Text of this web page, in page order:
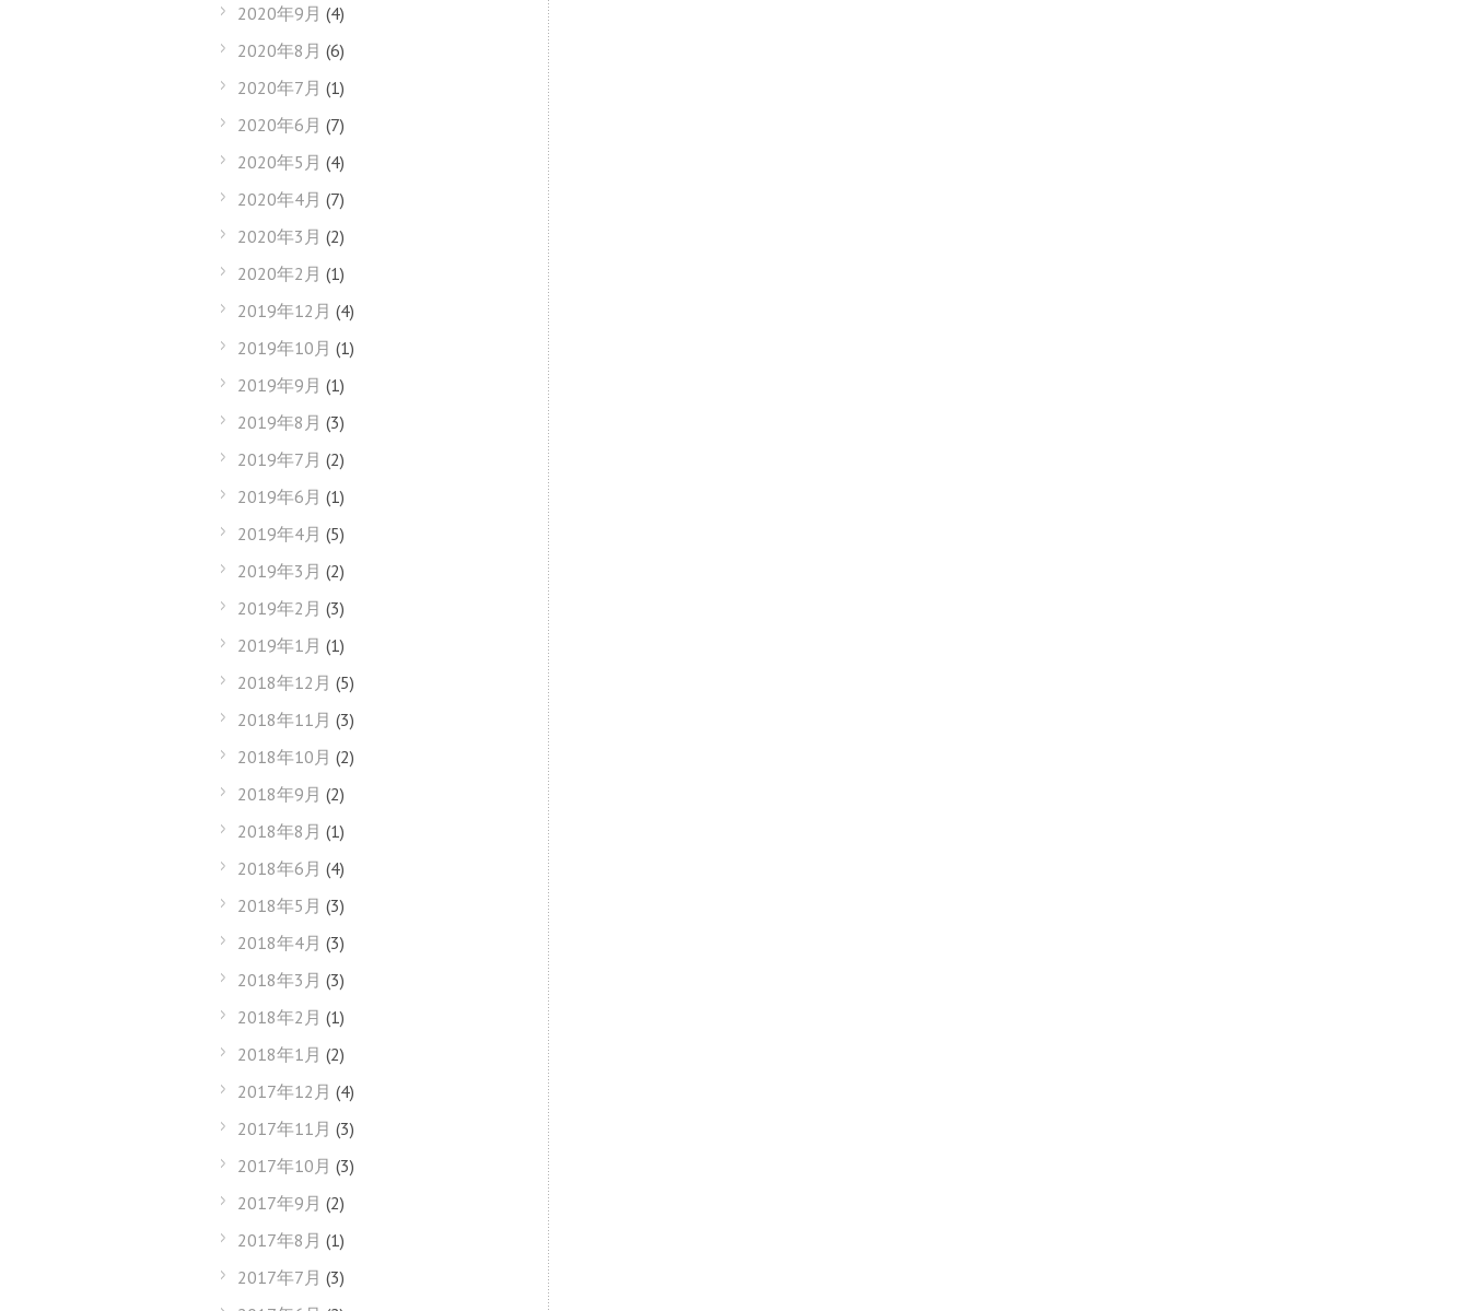
2020年9月 (4)
2020年8月 (6)
2020年7月 (1)
2020年6月 (7)
2020年5月 (4)
2020年4月 (7)
2020年3月 (2)
2020年2月 (1)
2019年12月 (4)
2019年10月 (1)
2019年9月 (1)
2019年8月 (3)
2019年7月 (2)
2019年6月 (1)
2019年4月 (5)
2019年3月 (2)
2019年2月 (3)
2019年1月 (1)
2018年12月 (5)
2018年11月 (3)
2018年10月 (2)
2018年9月 (2)
2018年8月 (1)
2018年6月 (4)
2018年5月 (3)
2018年4月 (3)
2018年3月 (3)
2018年2月 (1)
2018年1月 (2)
2017年12月 (4)
2017年11月 (3)
2017年10月 (3)
2017年9月 (2)
2017年8月 (1)
2017年7月 (3)